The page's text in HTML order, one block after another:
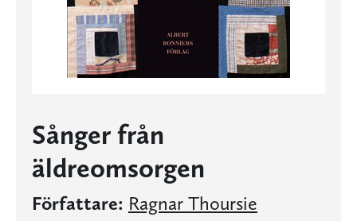
Sånger från
äldreomsorgen
Författare: Ragnar Thoursie